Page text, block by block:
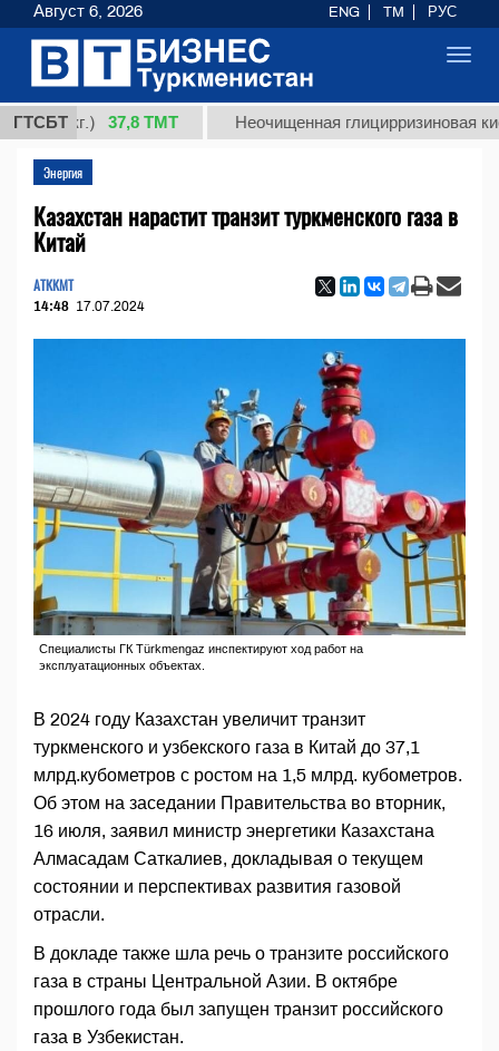
ГТСБТ
(кг.) 37,8 ТМТ Неочищенная глицирризиновая кислота
Энергия
Казахстан нарастит транзит туркменского газа в
Китай
АТККМТ
14:48 17.07.2024
Специалисты ГК Türkmengaz инспектируют ход работ на
эксплуатационных объектах.
В 2024 году Казахстан увеличит транзит
туркменского и узбекского газа в Китай до 37,1
млрд.кубометров с ростом на 1,5 млрд. кубометров.
Об этом на заседании Правительства во вторник,
16 июля, заявил министр энергетики Казахстана
Алмасадам Саткалиев, докладывая о текущем
состоянии и перспективах развития газовой
отрасли.
В докладе также шла речь о транзите российского
газа в страны Центральной Азии. В октябре
прошлого года был запущен транзит российского
газа в Узбекистан.
Август 6, 2026 ENG TM РУС